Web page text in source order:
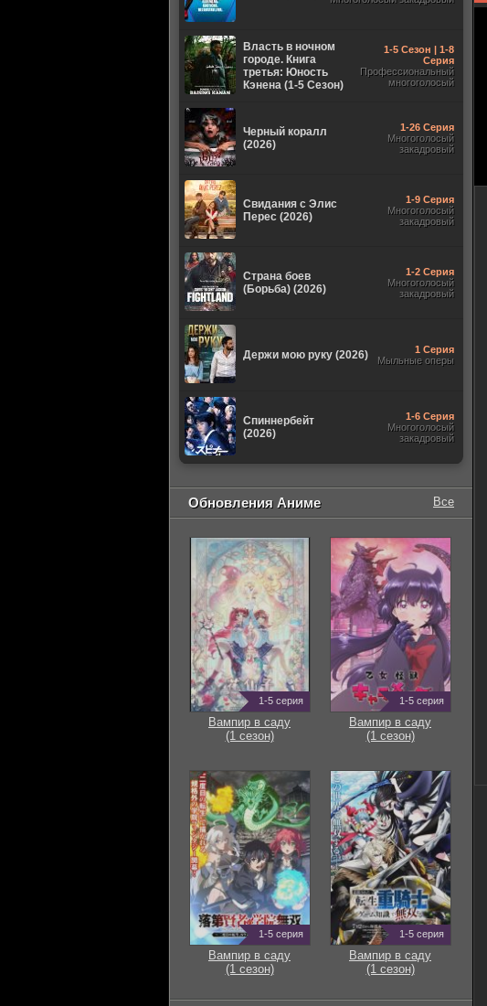
Власть в ночном
городе. Книга
третья: Юность
Кэнена (1-5 Сезон)
1-5 Сезон | 1-8
Серия
Профессиональный
многоголосый
Черный коралл
(2026)
1-26 Серия
Многоголосый
закадровый
Свидания с Элис
Перес (2026)
1-9 Серия
Многоголосый
закадровый
Страна боев
(Борьба) (2026)
1-2 Серия
Многоголосый
закадровый
Держи мою руку (2026)
1 Серия
Мыльные оперы
Спиннербейт
(2026)
1-6 Серия
Многоголосый
закадровый
Обновления Аниме Все
1-5 серия
Вампир в саду
(1 сезон)
1-5 серия
Вампир в саду
(1 сезон)
1-5 серия
Вампир в саду
(1 сезон)
1-5 серия
Вампир в саду
(1 сезон)